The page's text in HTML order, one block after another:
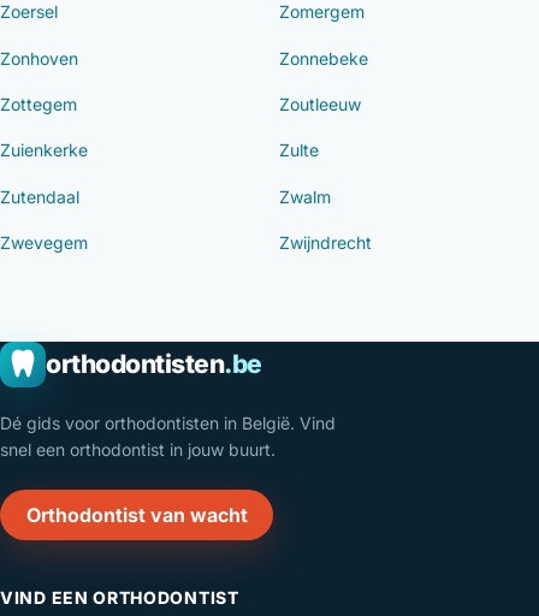
Zoersel Zomergem
Zonhoven Zonnebeke
Zottegem Zoutleeuw
Zuienkerke Zulte
Zutendaal Zwalm
Zwevegem Zwijndrecht
orthodontisten.be
Dé gids voor orthodontisten in België. Vind
snel een orthodontist in jouw buurt.
Orthodontist van wacht
VIND EEN ORTHODONTIST